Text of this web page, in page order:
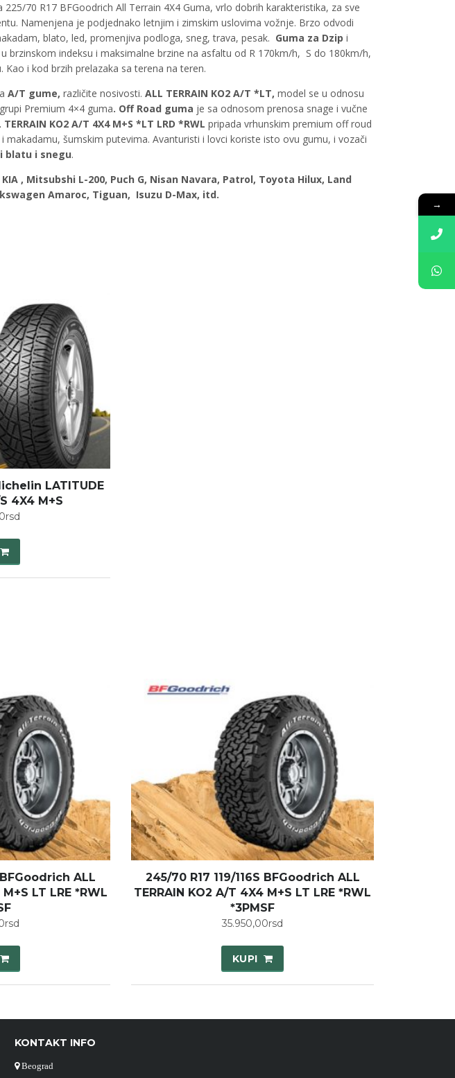
225/70 R17 BFGoodrich All Terrain 4X4 Guma, vrlo dobrih karakteristika, za sve
Namenjena je podjednako letnjim i zimskim uslovima vožnje. Brzo odvodi
blato, led, promenjiva podloga, sneg, trava, pesak. Guma za Dzip i
brzinskom indeksu i maksimalne brzine na asfaltu od R 170km/h, S do 180km/h,
i kod brzih prelazaka sa terena na teren.
A/T gume, različite nosivosti. ALL TERRAIN KO2 A/T *LT, model se u odnosu
Premium 4×4 guma. Off Road guma je sa odnosom prenosa snage i vučne
TERRAIN KO2 A/T 4X4 M+S *LT LRD *RWL pripada vrhunskim premium off roud
šumskim putevima. Avanturisti i lovci koriste isto ovu gumu, i vozači
blatu i snegu.
KIA , Mitsubshi L-200, Puch G, Nisan Navara, Patrol, Toyota Hilux, Land
Amaroc, Tiguan, Isuzu D-Max, itd.
LATITUDE
4X4 M+S
rsd
BFGoodrich ALL
LT LRE *RWL
rsd
245/70 R17 119/116S BFGoodrich ALL
TERRAIN KO2 A/T 4X4 M+S LT LRE *RWL
*3PMSF
35.950,00rsd
KUPI
KONTAKT INFO
Beograd
→